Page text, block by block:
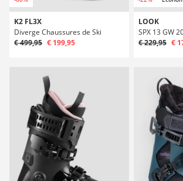
K2 FL3X
Diverge Chaussures de Ski
€ 499,95 € 199,95
LOOK
SPX 13 GW
€ 229,95 €